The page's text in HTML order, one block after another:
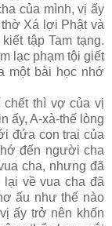
của mình, vị ấy
Xá lợi Phật và
tập Tam tạng.
lạc phạm tội giết
một bài học nhớ
chết thì vợ của vị
ấy, A-xà-thế lòng
đứa con trai của
đến người cha
cha, nhưng đã
lại về vua cha đã
ấu như thế nào
ấy trở nên khốn